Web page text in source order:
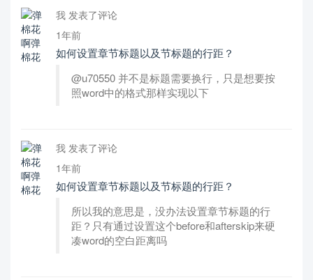
我 发表了评论
1年前
如何设置章节标题以及节标题的行距？
@u70550 并不是标题需要换行，只是想要按
照word中的格式那样实现以下
我 发表了评论
1年前
如何设置章节标题以及节标题的行距？
所以我的意思是，没办法设置章节标题的行
距？只有通过设置这个before和afterskip来硬
凑word的空白距离吗